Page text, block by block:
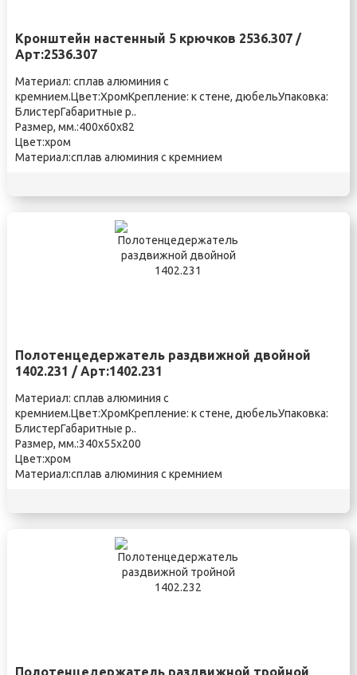
Кронштейн настенный 5 крючков 2536.307 /
Арт:2536.307
Материал: сплав алюминия с
кремнием.Цвет:ХромКрепление: к стене, дюбельУпаковка:
БлистерГабаритные р..
Размер, мм.:400х60х82
Цвет:хром
Материал:сплав алюминия с кремнием
Полотенцедержатель раздвижной двойной
1402.231 / Арт:1402.231
Материал: сплав алюминия с
кремнием.Цвет:ХромКрепление: к стене, дюбельУпаковка:
БлистерГабаритные р..
Размер, мм.:340х55х200
Цвет:хром
Материал:сплав алюминия с кремнием
Полотенцедержатель раздвижной тройной